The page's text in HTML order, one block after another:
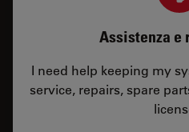
Assistenza e
I need help keeping my
service, repairs, spare